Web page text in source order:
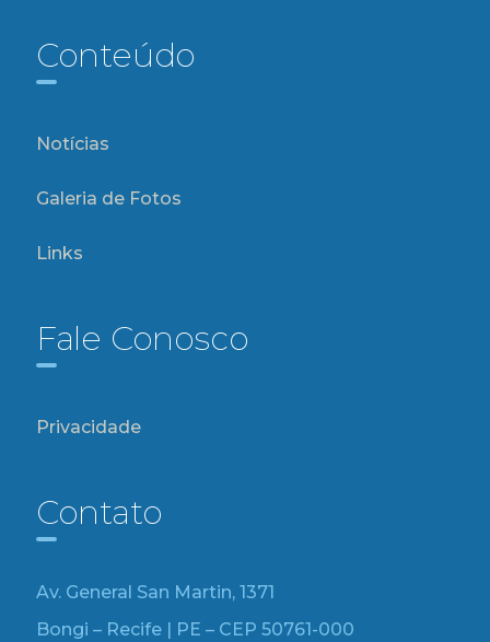
Conteúdo
Notícias
Galeria de Fotos
Links
Fale Conosco
Privacidade
Contato
Av. General San Martin, 1371
Bongi – Recife | PE – CEP 50761-000